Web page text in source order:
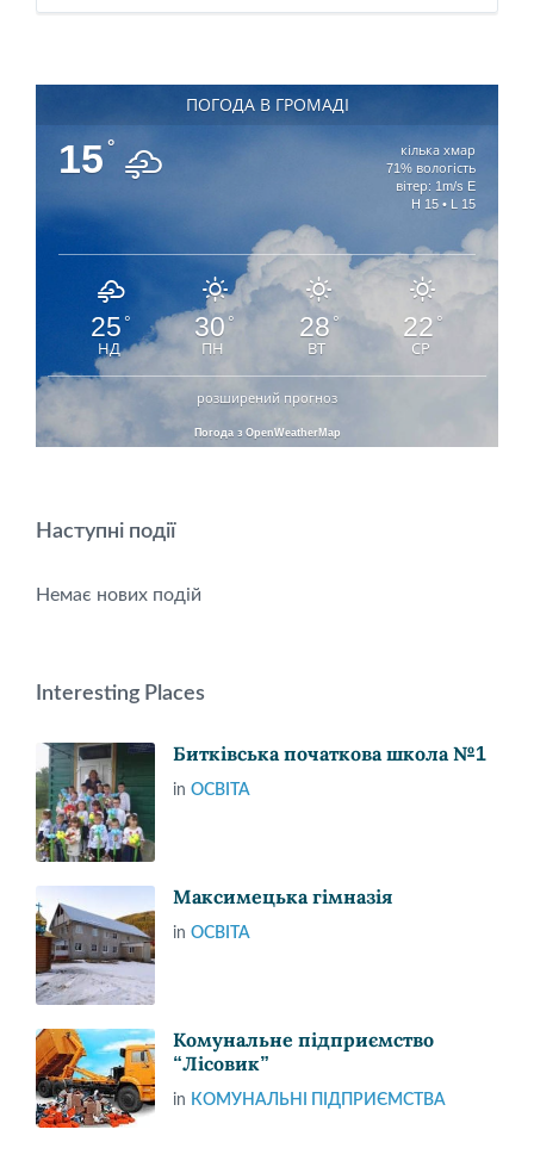
ПОГОДА В ГРОМАДІ
15 °
кілька хмар
71% вологість
вітер: 1m/s E
H 15 • L 15
25 °
НД
30°
ПН
28 °
ВТ
22 °
СР
розширений прогноз
Погода з OpenWeatherMap
Наступні події
Немає нових подій
Interesting Places
Битківська початкова школа №1
in ОСВІТА
Максимецька гімназія
in ОСВІТА
Комунальне підприємство
“Лісовик”
in КОМУНАЛЬНІ ПІДПРИЄМСТВА